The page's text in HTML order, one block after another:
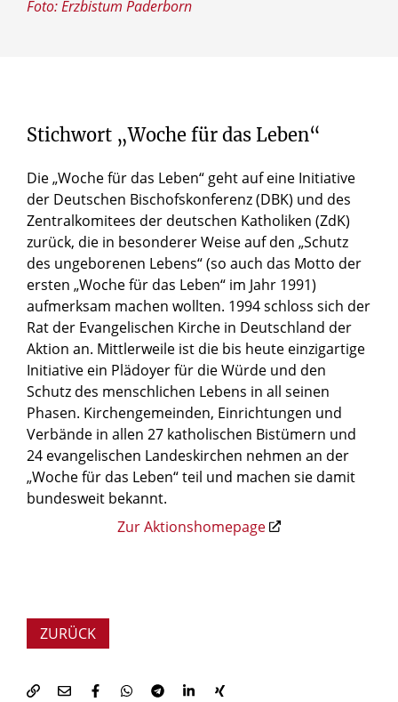
Foto: Erzbistum Paderborn
Stichwort „Woche für das Leben“
Die „Woche für das Leben“ geht auf eine Initiative
der Deutschen Bischofskonferenz (DBK) und des
Zentralkomitees der deutschen Katholiken (ZdK)
zurück, die in besonderer Weise auf den „Schutz
des ungeborenen Lebens“ (so auch das Motto der
ersten „Woche für das Leben“ im Jahr 1991)
aufmerksam machen wollten. 1994 schloss sich der
Rat der Evangelischen Kirche in Deutschland der
Aktion an. Mittlerweile ist die bis heute einzigartige
Initiative ein Plädoyer für die Würde und den
Schutz des menschlichen Lebens in all seinen
Phasen. Kirchengemeinden, Einrichtungen und
Verbände in allen 27 katholischen Bistümern und
24 evangelischen Landeskirchen nehmen an der
„Woche für das Leben“ teil und machen sie damit
bundesweit bekannt.
Zur Aktionshomepage
ZURÜCK